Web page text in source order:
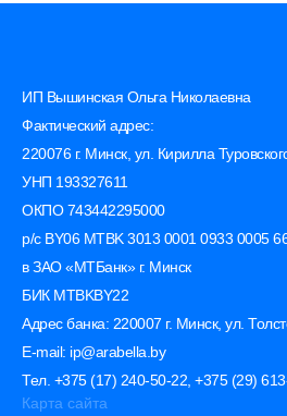
ИП Вышинская Ольга Николаевна
Фактический адрес:
220076 г. Минск, ул. Кирилла
УНП 193327611
ОКПО 743442295000
р/с BY06 MTBK 3013 0001 0933 0005
в ЗАО «МТБанк» г. Минск
БИК MTBKBY22
Адрес банка: 220007 г. Минск, ул.
E-mail: ip@arabella.by
Тел. +375 (17) 240-50-22, +375 (29)
Карта сайта